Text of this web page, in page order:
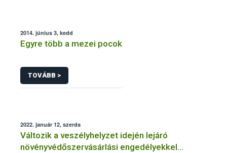
2014. június 3, kedd
Egyre több a mezei pocok
TOVÁBB >
2022. január 12, szerda
Változik a veszélyhelyzet idején lejáró
növényvédőszervásárlási engedélyekkel